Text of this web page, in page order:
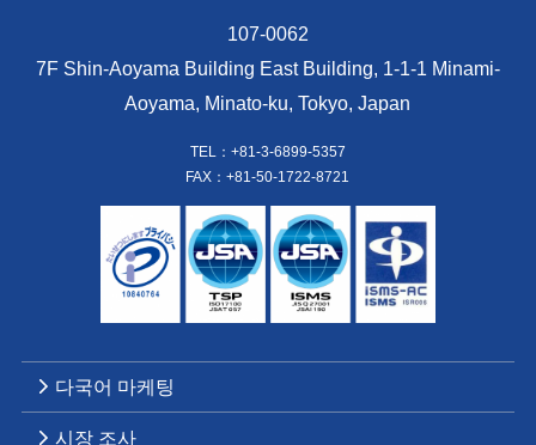
107-0062
7F Shin-Aoyama Building East Building, 1-1-1 Minami-
Aoyama, Minato-ku, Tokyo, Japan
TEL：+81-3-6899-5357
FAX：+81-50-1722-8721
다국어 마케팅
시장 조사